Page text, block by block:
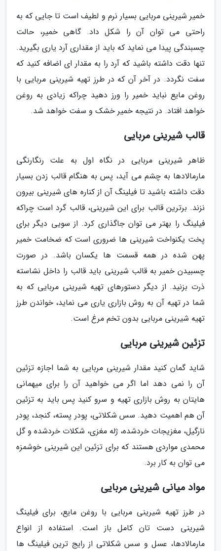
خمیر شیرینی مربایی بسیار نرم و لطیف است تا جایی که به
راحتی می توان آن را شکل داد. گاهی خمیر، حالت
چسبندگی پیدا می نماید که باید از مقداری آرد یاری بگیرید.
تنها دقت داشته باشید که آرد را به مقدار ای اضافه کنید که
سفت نگردد. در آخر آن که در طرز تهیه شیرینی مربایی با
روغن مایع نباید خمیر را ورز دهید چراکه زیادی به روغن
خواهد افتاد. در نتیجه خمیر خشک و سفت خواهد شد.
قالب شیرینی مربایی
ظاهر شیرینی مربایی در نگاه اول به علت رنگارنگی
مارمالادها به چشم می آید، پس به هنگام قالب زدن بسیار
دقت داشته باشید تا فیلینگ آن از کناره های شیرینی بیرون
نزند. برترین قالب برای این شیرینی، قالب گرد است چراکه
فیلینگ را بهتر می توان جاگذاری کرد. از سویی دیگر برای
پخت یکنواخت شیرینی ها ضروری است که ضخامت خمیر
پهن شده در همه قسمت ها یکسان باشد. در صورت
چسبیدن خمیر به قالب شیرینی باید قالب را داخل نشاسته
ذرت بزنید. از دیگر دستورهای تهیه شیرینی مربایی که به
شما در تهیه آن به روش بازاری یاری می نماید، خواندن طرز
تهیه شیرینی مربایی بدون تخم مرغ است.
تزئین شیرینی مربایی
شاید گمان کنید مقدار شیرینی مربایی به شما اجازه تزئین
آن را نمی دهد اما اگر می خواهید آن را برای میهمانی
هایتان به روش بازاری تهیه و سرو کنید پس باید به تزئین
آن هم اهمیت دهید. سس شکلاتی، پودر پسته، کنجد، پودر
نارگیل، مغزیجات خردشده، ژله مغزی، شکلات خردشده و گل
محمدی مواردی هستند که برای تزئین این شیرینی خوشمزه
می توان به کار برد.
مواد میانی شیرینی مربایی
در طرز تهیه شیرینی مربایی با روغن مایع، برای فیلینگ
شیرینی دست تان کامل باز است. استفاده از انواع
مارمالادها، عسل و سس شکلاتی از رایج ترین فیلینگ ها